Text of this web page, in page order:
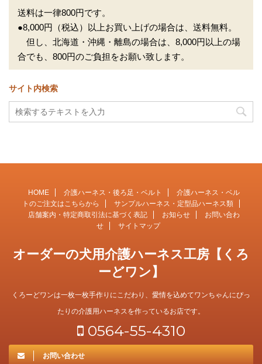
送料は一律800円です。
●8,000円（税込）以上お買い上げの場合は、送料無料。
但し、北海道・沖縄・離島の場合は、8,000円以上の場
合でも、800円のご負担をお願い致します。
サイト内検索
HOME 介護ハーネス・後ろ足・ベルト
介護ハーネス・ベル
トのご注文はこちらから
サンプルハーネス・定型品ハーネス類
店舗案内・特定商取引法に基づく表記
お知らせ
お問い合わ
せ
サイトマップ
オーダーの犬用介護ハーネス工房【くろ
ーどワン】
くろーどワンは一枚一枚手作りにこだわり、愛情を込めてワンちゃんにぴっ
たりの介護用ハーネスを作っているお店です。
0564-55-4310
お問い合わせ